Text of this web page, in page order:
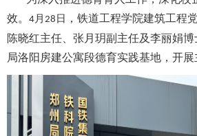
效。 4 月 28 日
，铁道工程学院建筑工程
陈晓红主任、张月玥副主任及李丽娟
局洛阳房建公寓段德育实践基地，开展